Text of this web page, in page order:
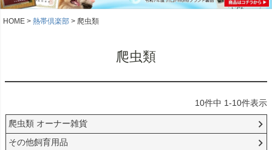
HOME 熱帯倶楽部 爬虫類
爬虫類
10件中 1-10件表示
爬虫類 オーナー雑貨
その他飼育用品